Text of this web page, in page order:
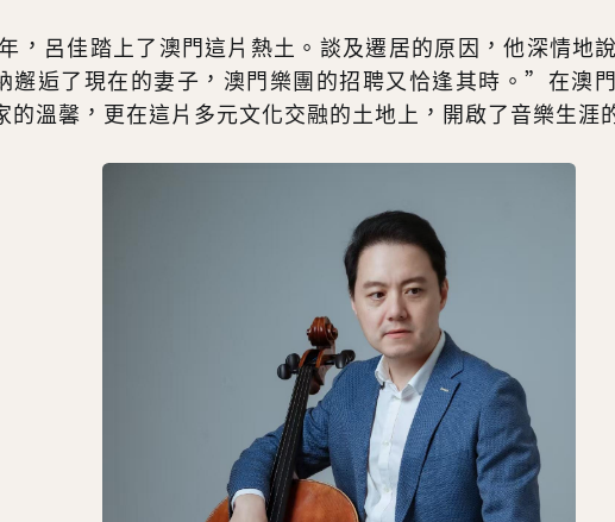
，呂佳踏上了澳門這片熱土。談及遷居的原因，他深情地
邂逅了現在的妻子，澳門樂團的招聘又恰逢其時。”在澳
的溫馨，更在這片多元文化交融的土地上，開啟了音樂生涯